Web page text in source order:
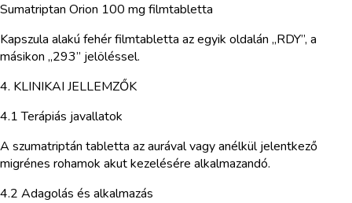
Sumatriptan Orion 100 mg filmtabletta
Kapszula alakú fehér filmtabletta az egyik oldalán „RDY”, a
másikon „293” jelöléssel.
4. KLINIKAI JELLEMZŐK
4.1 Terápiás javallatok
A szumatriptán tabletta az aurával vagy anélkül jelentkező
migrénes rohamok akut kezelésére alkalmazandó.
4.2 Adagolás és alkalmazás